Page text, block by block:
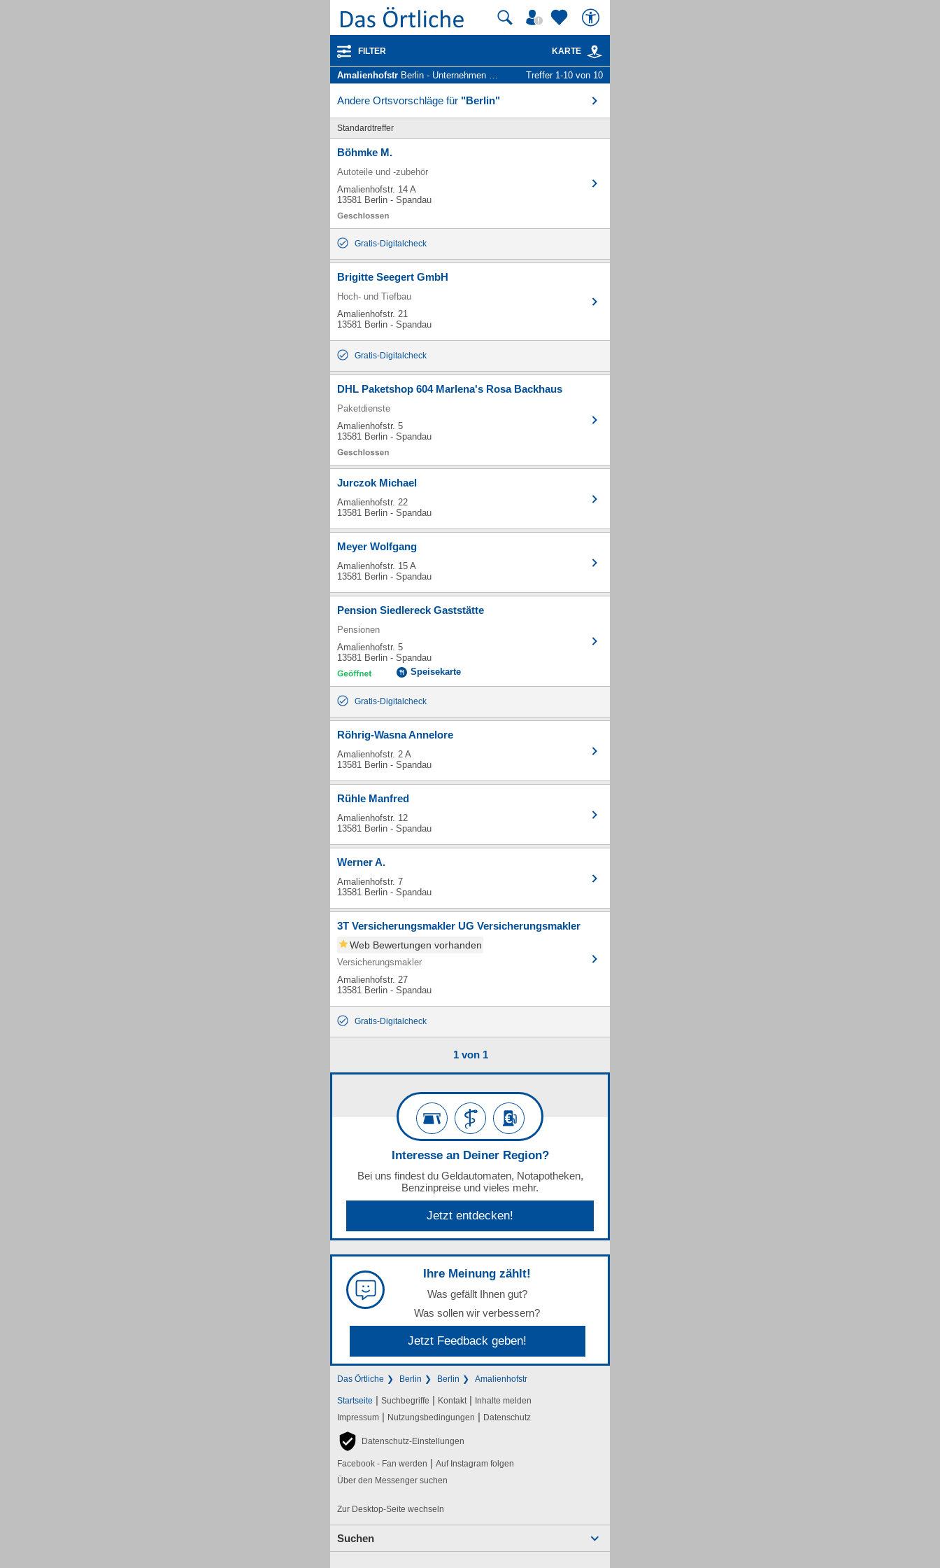
FILTER KARTE
Amalienhofstr Berlin - Unternehmen und Personen Treffer 1-10 von 10
Andere Ortsvorschläge für "Berlin"
Standardtreffer
Böhmke M.
Autoteile und -zubehör
Amalienhofstr. 14 A
13581 Berlin - Spandau
Gratis-Digitalcheck
Brigitte Seegert GmbH
Hoch- und Tiefbau
Amalienhofstr. 21
13581 Berlin - Spandau
Gratis-Digitalcheck
DHL Paketshop 604 Marlena's Rosa Backhaus
Paketdienste
Amalienhofstr. 5
13581 Berlin - Spandau
Jurczok Michael
Amalienhofstr. 22
13581 Berlin - Spandau
Meyer Wolfgang
Amalienhofstr. 15 A
13581 Berlin - Spandau
Pension Siedlereck Gaststätte
Pensionen
Amalienhofstr. 5
13581 Berlin - Spandau
Speisekarte
Gratis-Digitalcheck
Röhrig-Wasna Annelore
Amalienhofstr. 2 A
13581 Berlin - Spandau
Rühle Manfred
Amalienhofstr. 12
13581 Berlin - Spandau
Werner A.
Amalienhofstr. 7
13581 Berlin - Spandau
3T Versicherungsmakler UG Versicherungsmakler
Web Bewertungen vorhanden
Versicherungsmakler
Amalienhofstr. 27
13581 Berlin - Spandau
Gratis-Digitalcheck
1 von 1
Interesse an Deiner Region?
Bei uns findest du Geldautomaten, Notapotheken,
Benzinpreise und vieles mehr.
Jetzt entdecken!
Ihre Meinung zählt!
Was gefällt Ihnen gut?
Was sollen wir verbessern?
Jetzt Feedback geben!
Das Örtliche Berlin Berlin Amalienhofstr
Startseite | Suchbegriffe | Kontakt | Inhalte melden
Impressum | Nutzungsbedingungen | Datenschutz
Datenschutz-Einstellungen
Facebook - Fan werden | Auf Instagram folgen
Über den Messenger suchen
Zur Desktop-Seite wechseln
Suchen